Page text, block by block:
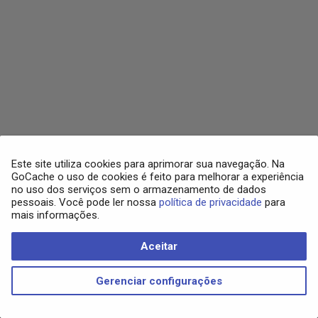
c
a
Firewall
Histórico
Informações do Plano
Load Balancer
Log Stream
Copyright © 2025 - GoCache
Made withMaterial for MkDocs
Este site utiliza cookies para aprimorar sua navegação. Na
GoCache o uso de cookies é feito para melhorar a experiência
no uso dos serviços sem o armazenamento de dados
pessoais. Você pode ler nossa política de privacidade para
mais informações.
Aceitar
Gerenciar configurações